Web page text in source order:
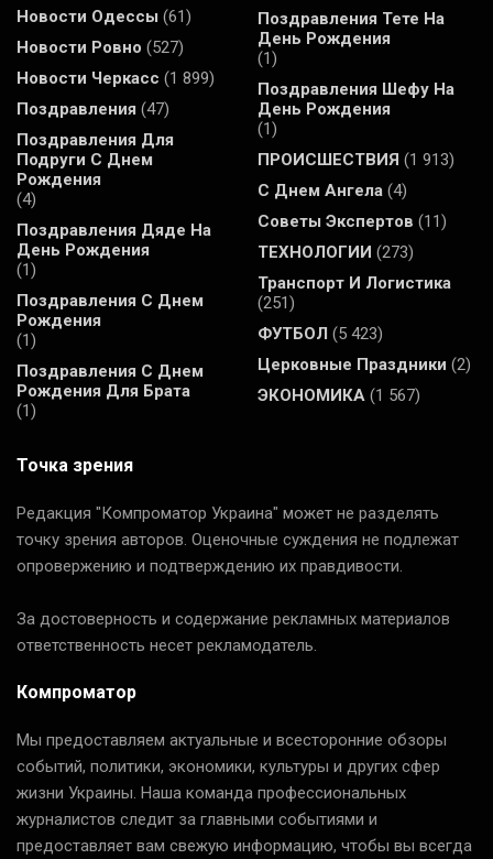
Новости Одессы (61)
Новости Ровно (527)
Новости Черкасс (1 899)
Поздравления (47)
Поздравления Для
Подруги С Днем
Рождения
(4)
Поздравления Дяде На
День Рождения
(1)
Поздравления С Днем
Рождения
(1)
Поздравления С Днем
Рождения Для Брата
(1)
Поздравления Тете На
День Рождения
(1)
Поздравления Шефу На
День Рождения
(1)
ПРОИСШЕСТВИЯ (1 913)
С Днем Ангела (4)
Советы Экспертов (11)
ТЕХНОЛОГИИ (273)
Транспорт И Логистика
(251)
ФУТБОЛ (5 423)
Церковные Праздники (2)
ЭКОНОМИКА (1 567)
Точка зрения
Редакция "Компроматор Украина" может не разделять
точку зрения авторов. Оценочные суждения не подлежат
опровержению и подтверждению их правдивости.
За достоверность и содержание рекламных материалов
ответственность несет рекламодатель.
Компроматор
Мы предоставляем актуальные и всесторонние обзоры
событий, политики, экономики, культуры и других сфер
жизни Украины. Наша команда профессиональных
журналистов следит за главными событиями и
предоставляет вам свежую информацию, чтобы вы всегда